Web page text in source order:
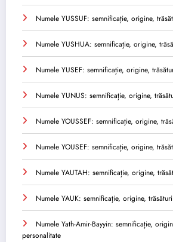
Numele YUSSUF: semnificație, origine,
Numele YUSHUA: semnificație, origine,
Numele YUSEF: semnificație, origine,
Numele YUNUS: semnificație, origine,
Numele YOUSSEF: semnificație, origine,
Numele YOUSEF: semnificație, origine,
Numele YAUTAH: semnificație, origine,
Numele YAUK: semnificație, origine,
Numele Yath-Amir-Bayyin: semnificație,
personalitate